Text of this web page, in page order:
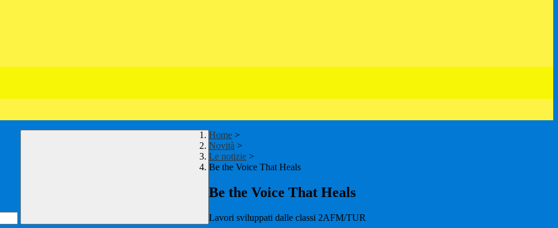
Home >
Novità >
Le notizie >
Be the Voice That Heals
Be the Voice That Heals
Lavori sviluppati dalle classi 2AFM/TUR